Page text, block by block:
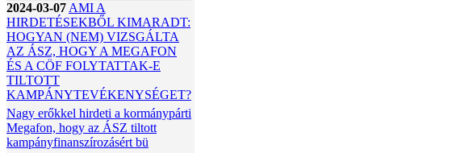
2024-03-07 AMI A
HIRDETÉSEKBŐL KIMARADT:
HOGYAN (NEM) VIZSGÁLTA
AZ ÁSZ, HOGY A MEGAFON
ÉS A CÖF FOLYTATTAK-E
TILTOTT
KAMPÁNYTEVÉKENYSÉGET?
Nagy erőkkel hirdeti a kormánypárti
Megafon, hogy az ÁSZ tiltott
kampányfinanszírozásért bü